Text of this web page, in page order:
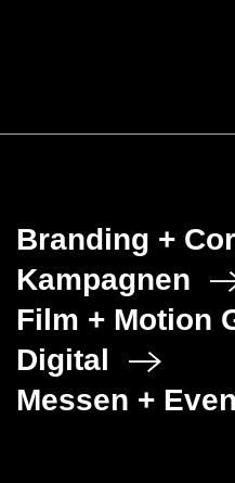
jährigen
Branding +
Kampagnen
Film + Motion
Digital
Messen +